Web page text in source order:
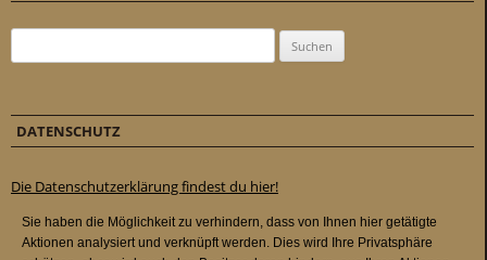
DATENSCHUTZ
Die Datenschutzerklärung findest du hier!